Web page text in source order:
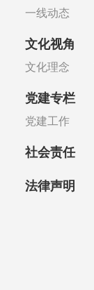
一线动态
文化视角
文化理念
党建专栏
党建工作
社会责任
法律声明